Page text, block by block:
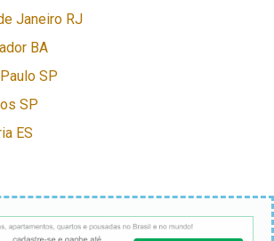
Janeiro RJ
BA
SP
SP
ES